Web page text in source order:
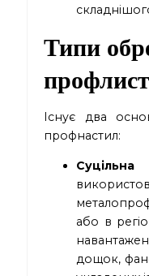
Типи
профлист
Існує два
профнастил:
або в
дощок,